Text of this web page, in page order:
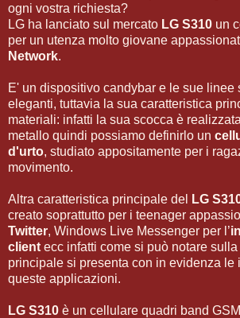
ogni vostra richiesta?
LG ha lanciato sul mercato LG S310 un
per un utenza molto giovane
Network.
E' un dispositivo candybar e le sue linee
eleganti, tuttavia la sua caratteristica
materiali: infatti la sua scocca è
metallo quindi possiamo definirlo un
d'urto, studiato appositamente per i
movimento.
Altra caratteristica principale del LG
creato soprattutto per i teenager
Twitter, Windows Live Messenger per l’
client ecc infatti come si può notare
principale si presenta con in evidenza le
queste applicazioni.
LG S310 è un cellulare quadri band